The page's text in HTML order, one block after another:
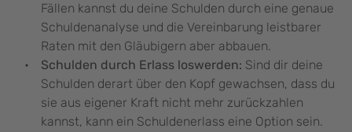
Fällen kannst du deine Schulden durch eine genaue
Schuldenanalyse und die Vereinbarung leistbarer
Raten mit den Gläubigern aber abbauen.
Schulden durch Erlass loswerden: Sind dir deine
Schulden derart über den Kopf gewachsen, dass du
sie aus eigener Kraft nicht mehr zurückzahlen
kannst, kann ein Schuldenerlass eine Option sein.